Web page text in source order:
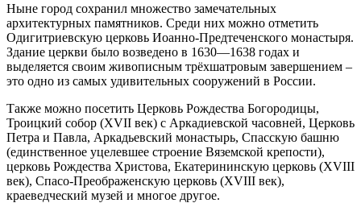
Ныне город сохранил множество замечательных
архитектурных памятников. Среди них можно отметить
Одигитриевскую церковь Иоанно-Предтеченского монастыря.
Здание церкви было возведено в 1630—1638 годах и
выделяется своим живописным трёхшатровым завершением –
это одно из самых удивительных сооружений в России.
Также можно посетить Церковь Рождества Богородицы,
Троицкий собор (XVII век) с Аркадиевской часовней, Церковь
Петра и Павла, Аркадьевский монастырь, Спасскую башню
(единственное уцелевшее строение Вяземской крепости),
церковь Рождества Христова, Екатерининскую церковь (XVIII
век), Спасо-Преображенскую церковь (XVIII век),
краеведческий музей и многое другое.